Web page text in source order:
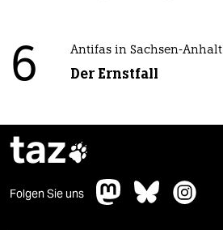
6 Antifas in Sachsen-Anhalt
Der Ernstfall
taz
Folgen Sie uns